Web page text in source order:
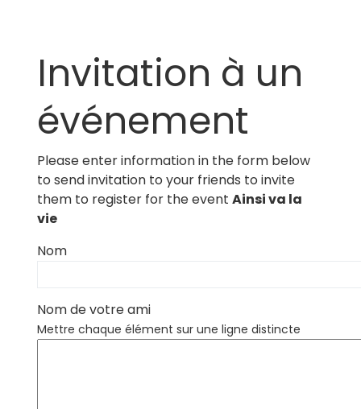
Invitation à un
événement
Please enter information in the form below
to send invitation to your friends to invite
them to register for the event Ainsi va la
vie
Nom
Nom de votre ami
Mettre chaque élément sur une ligne distincte